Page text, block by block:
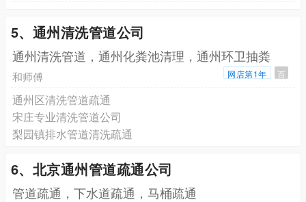
5、通州清洗管道公司
通州清洗管道，通州化粪池清理，通州环卫抽粪
和师傅 网店第1年 百
通州区清洗管道疏通
宋庄专业清洗管道公司
梨园镇排水管道清洗疏通
6、北京通州管道疏通公司
管道疏通，下水道疏通，马桶疏通